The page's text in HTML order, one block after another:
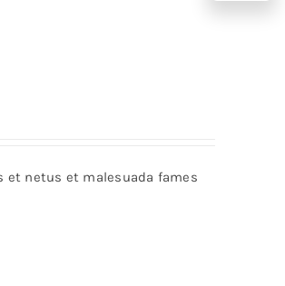
netus et malesuada fames